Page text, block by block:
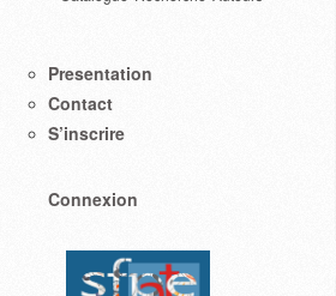
Presentation
Contact
S’inscrire
Connexion